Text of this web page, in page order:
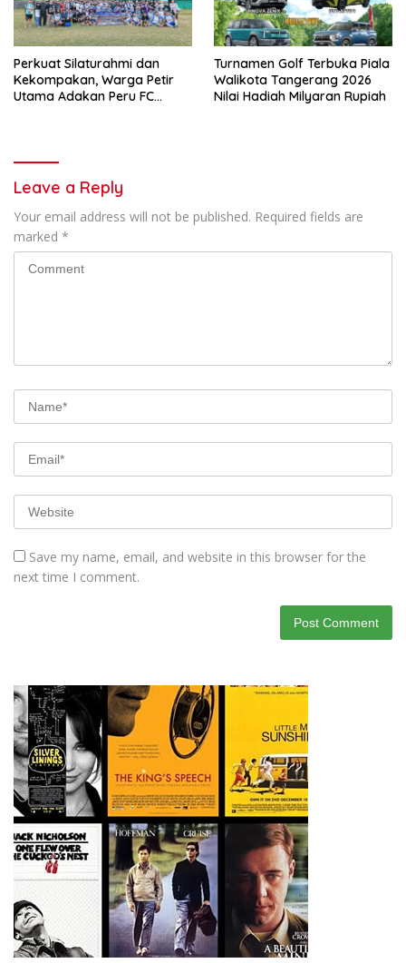
Perkuat Silaturahmi dan
Kekompakan, Warga Petir
Utama Adakan Peru FC
Turnamen Golf Terbuka Piala
Walikota Tangerang 2026
Nilai Hadiah Milyaran Rupiah
Leave a Reply
Your email address will not be published. Required fields are
marked *
Save my name, email, and website in this browser for the
next time I comment.